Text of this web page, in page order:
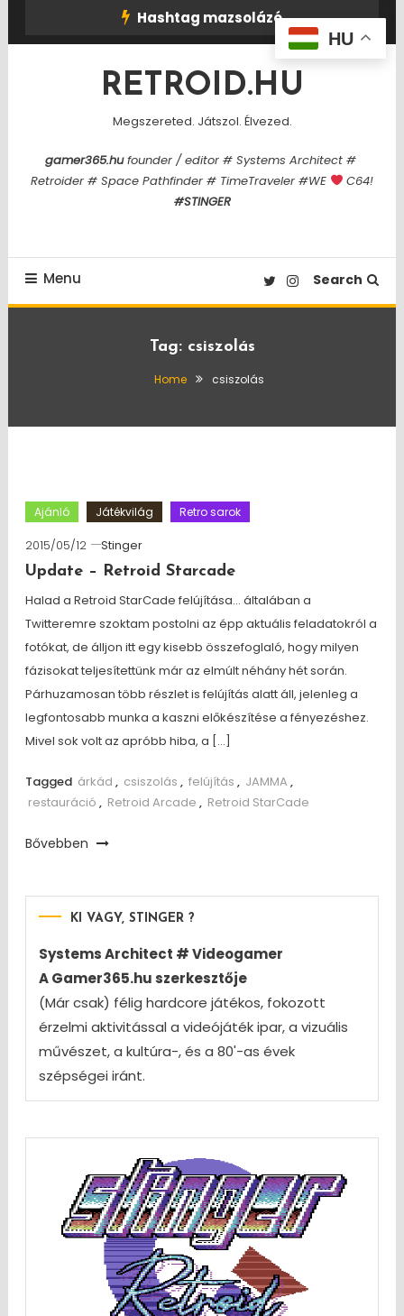
Hashtag mazsolázó
RETROID.HU
Megszereted. Játszol. Élvezed.
gamer365.hufounder / editor # Systems Architect #
Retroider # Space Pathfinder # TimeTraveler #WE
C64!
#STINGER
Menu Search
Tag: csiszolás
Home csiszolás
Ajánló Játékvilág Retro sarok
2015/05/12
Stinger
Update – Retroid Starcade
Halad a Retroid StarCade felújítása… általában a
Twitteremre szoktam postolni az épp aktuális feladatokról a
fotókat, de álljon itt egy kisebb összefoglaló, hogy milyen
fázisokat teljesítettünk már az elmúlt néhány hét során.
Párhuzamosan több részlet is felújítás alatt áll, jelenleg a
legfontosabb munka a kaszni előkészítése a fényezéshez.
Mivel sok volt az apróbb hiba, a […]
Tagged árkád , csiszolás , felújítás , JAMMA ,
restauráció , Retroid Arcade , Retroid StarCade
Bővebben
KI VAGY, STINGER ?
Systems Architect # Videogamer
A Gamer365.hu szerkesztője
(Már csak) félig hardcore játékos, fokozott
érzelmi aktivitással a videójáték ipar, a vizuális
művészet, a kultúra-, és a 80'-as évek
szépségei iránt.
HU